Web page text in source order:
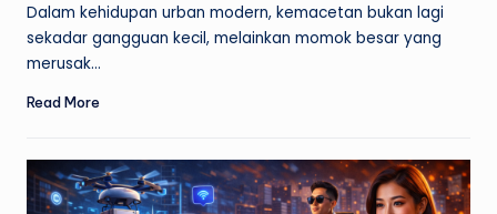
Dalam kehidupan urban modern, kemacetan bukan lagi
sekadar gangguan kecil, melainkan momok besar yang
merusak…
Read More